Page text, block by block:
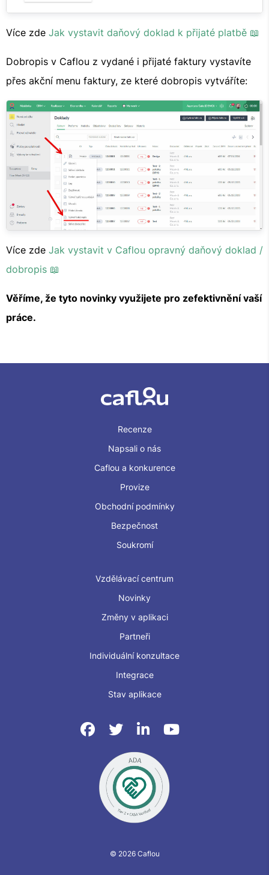
Více zde Jak vystavit daňový doklad k přijaté platbě 📖
Dobropis v Caflou z vydané i přijaté faktury vystavíte
přes akční menu faktury, ze které dobropis vytváříte:
Více zde Jak vystavit v Caflou opravný daňový doklad /
dobropis 📖
Věříme, že tyto novinky využijete pro zefektivnění vaší
práce.
Recenze
Napsali o nás
Caflou a konkurence
Provize
Obchodní podmínky
Bezpečnost
Soukromí
Vzdělávací centrum
Novinky
Změny v aplikaci
Partneři
Individuální konzultace
Integrace
Stav aplikace
© 2026 Caflou